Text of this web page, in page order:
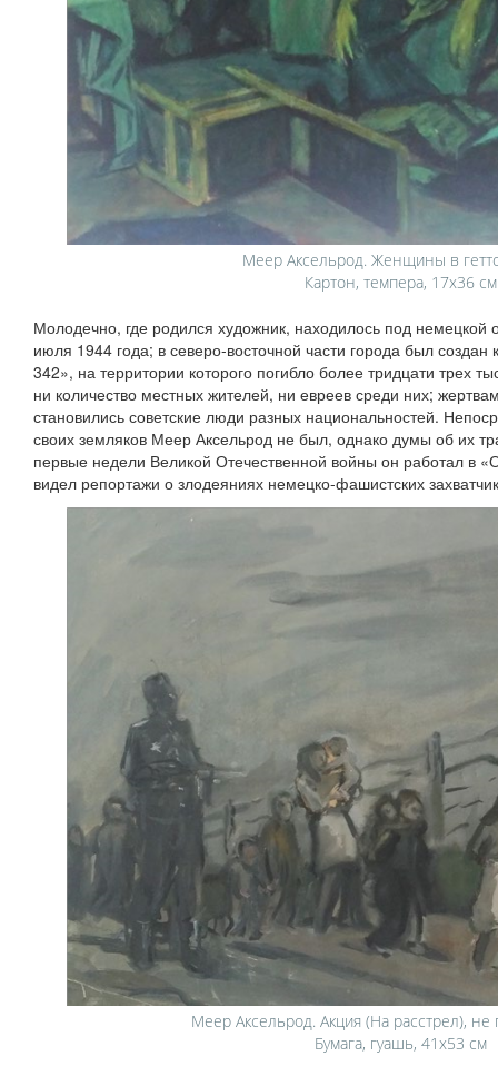
Меер Аксельрод. Женщины в
Картон, темпера, 17x36 см
Молодечно, где родился художник, находилось под немецкой
июля 1944 года; в северо-восточной части города был
342», на территории которого погибло более тридцати трех
ни количество местных жителей, ни евреев среди них;
становились советские люди разных национальностей.
своих земляков Меер Аксельрод не был, однако думы об их
первые недели Великой Отечественной войны он работал в
видел репортажи о злодеяниях немецко-фашистских
Меер Аксельрод. Акция (На расстрел), не
Бумага, гуашь, 41x53 см